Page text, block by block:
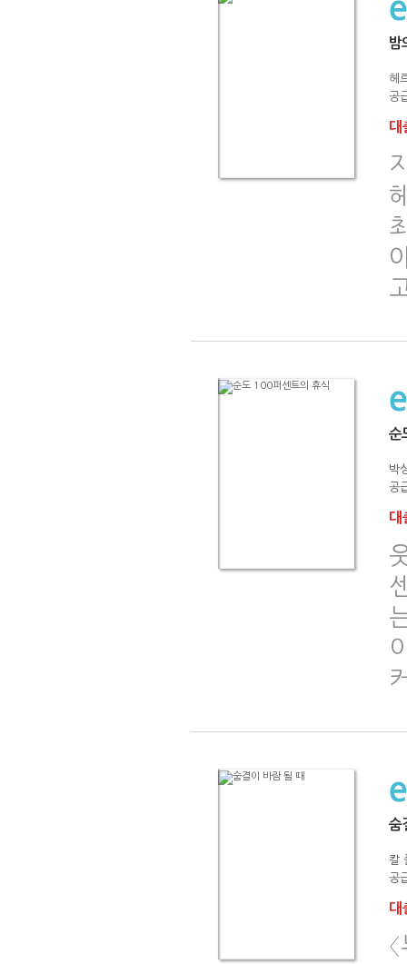
밤
헤
공
대
순
박
공
대
숨
칼
공
대